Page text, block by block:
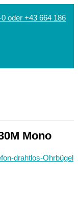
oder +43 664 186
Mono